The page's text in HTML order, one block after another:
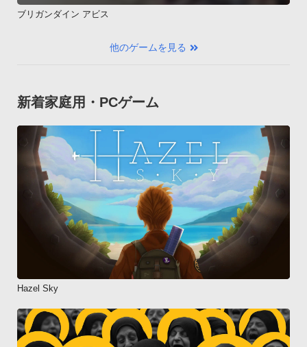
ブリガンダイン アビス
他のゲームを見る
新着家庭用・PCゲーム
Hazel Sky